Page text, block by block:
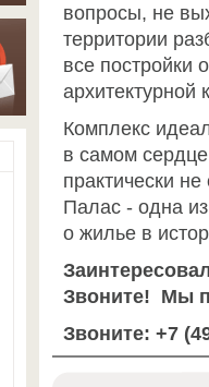
вопросы, не
территории
все
архитектурной
Комплекс
в самом
практически
Палас - одна
о жилье в
Звоните! Мы
Звоните: +7